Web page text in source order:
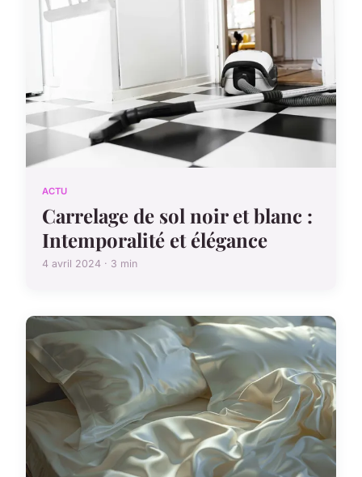
ACTU
Carrelage de sol noir et blanc :
Intemporalité et élégance
4 avril 2024 · 3 min